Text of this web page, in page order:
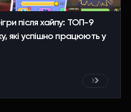
після хайпу: ТОП-9
які успішно працюють у